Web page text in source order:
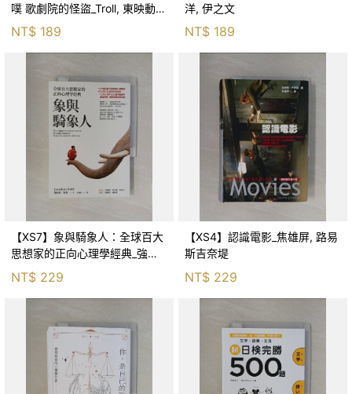
噗 歌劇院的怪盜_Troll, 東映動畫
株式會社, 張東君
NT$ 189
洋, 伊之文
NT$ 189
【XS7】象與騎象人：全球百大
思想家的正向心理學經典_強納
NT$ 229
【XS4】認識電影_焦雄屏, 路易
斯吉奈堤
NT$ 229